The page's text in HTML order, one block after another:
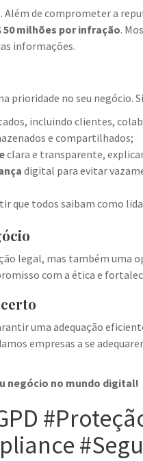
Além de comprometer a
50 milhões por infração.
informações.
prioridade no seu negócio.
incluindo clientes,
e compartilhados;
clara e transparente,
digital para evitar
que todos saibam como
legal, mas também uma
com a ética e
uma adequação
empresas a se
negócio no mundo digital!